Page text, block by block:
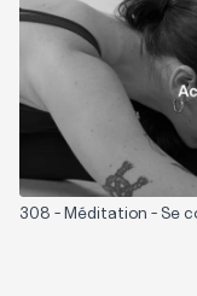
Cette séance a
aménagé qui relie
protégé.
308 -